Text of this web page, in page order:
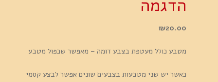
הדגמה
₪20.00
מטבע כולל מעטפת בצבע דומה – מאפשר שכפול מטבע
כאשר יש שני מטבעות בצבעים שונים אפשר לבצע קסמי